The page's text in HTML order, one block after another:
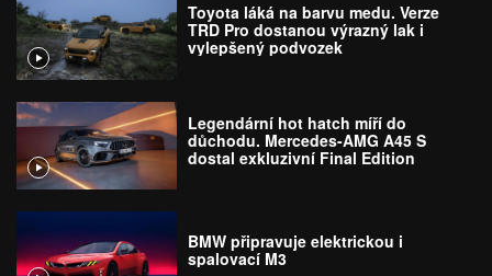
Toyota láká na barvu medu. Verze
TRD Pro dostanou výrazný lak i
vylepšený podvozek
Legendární hot hatch míří do
důchodu. Mercedes-AMG A45 S
dostal exkluzivní Final Edition
BMW připravuje elektrickou i
spalovací M3